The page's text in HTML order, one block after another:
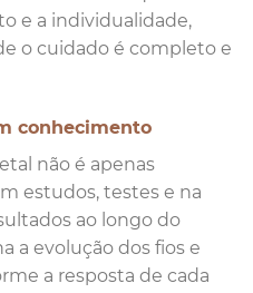
e a individualidade,
o cuidado é completo e
conhecimento
não é apenas
estudos, testes e na
ao longo do
a evolução dos fios e
a resposta de cada